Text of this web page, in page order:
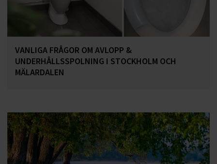
VANLIGA FRÅGOR OM AVLOPP &
UNDERHÅLLSSPOLNING I STOCKHOLM OCH
MÄLARDALEN